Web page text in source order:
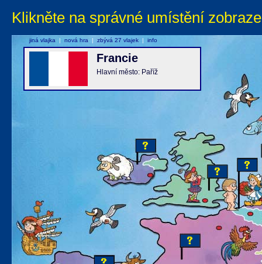
Klikněte na správné umístění
Francie
Hlavní město: Paříž
jiná vlajka | nová hra | zbývá 27 vlajek | info